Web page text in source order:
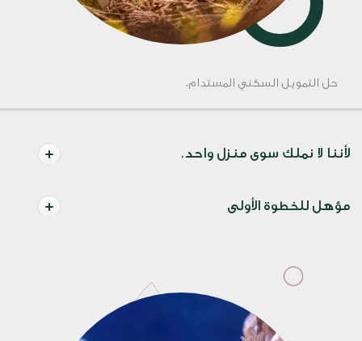
حل التمويل السكني المستدام.
لأننا لا نملك سوى منزل واحد.
مؤهل للخطوة الأولى